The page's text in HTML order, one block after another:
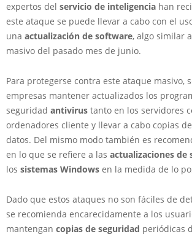
expertos del servicio de inteligencia han
este ataque se puede llevar a cabo con el
una actualización de software, algo similar
masivo del pasado mes de junio.
Para protegerse contra este ataque masivo,
empresas mantener actualizados los
seguridad antivirus tanto en los servidores
ordenadores cliente y llevar a cabo copias
datos. Del mismo modo también es
en lo que se refiere a las actualizaciones de
los sistemas Windows en la medida de lo
Dado que estos ataques no son fáciles de
se recomienda encarecidamente a los
mantengan copias de seguridad periódicas